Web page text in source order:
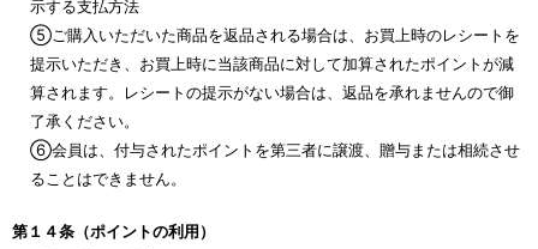
示する支払方法
⑤ご購入いただいた商品を返品される場合は、お買上時のレシートを
提示いただき、お買上時に当該商品に対して加算されたポイントが減
算されます。レシートの提示がない場合は、返品を承れませんので御
了承ください。
⑥会員は、付与されたポイントを第三者に譲渡、贈与または相続させ
ることはできません。
第１４条（ポイントの利用）